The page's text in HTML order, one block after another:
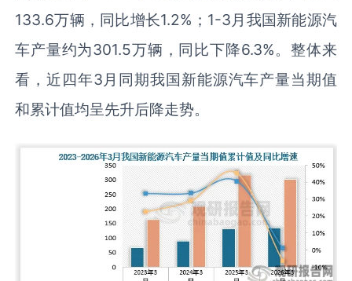
133.6万辆，同比增长1.2%；1-3月我国新能源汽
车产量约为301.5万辆，同比下降6.3%。整体来
看，近四年3月同期我国新能源汽车产量当期值
和累计值均呈先升后降走势。